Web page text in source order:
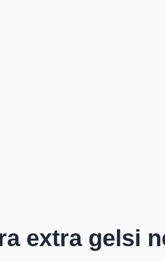
extra gelsi